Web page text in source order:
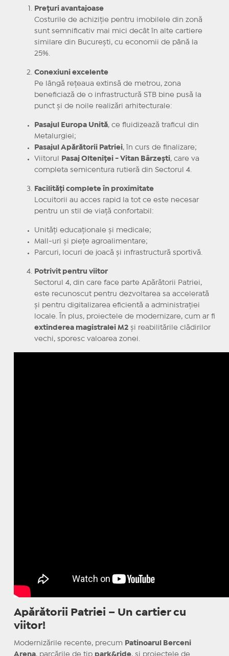
Prețuri avantajoase
Costurile de achiziție pentru imobilele din zonă
sunt semnificativ mai mici decât în alte cartiere
similare din București, cu economii de până la
25%.
Conexiuni excelente
Pe lângă rețeaua extinsă de metrou, zona
beneficiază de o infrastructură STB bine pusă la
punct și de noile realizări arhitecturale:
Pasajul Europa Unită, ce fluidizează traficul din
Metalurgiei;
Pasajul Apărătorii Patriei , în curs de finalizare;
Viitorul
Pasaj Olteniței - Vitan Bârzești , care va
completa semicentura rutieră din Sectorul 4.
Facilități complete în proximitate
Locuitorii au acces rapid la tot ce este necesar
pentru un stil de viață confortabil:
Unități educaționale și medicale;
Mall-uri și piețe agroalimentare;
Parcuri, locuri de joacă și infrastructură sportivă.
Potrivit pentru viitor
Sectorul 4, din care face parte Apărătorii Patriei,
este recunoscut pentru dezvoltarea sa accelerată
și pentru digitalizarea eficientă a administrației
locale. În plus, proiectele de modernizare, cum ar fi
extinderea magistralei M2și reabilitările clădirilor
vechi, sporesc valoarea zonei.
Apărătorii Patriei – Un cartier cu
viitor!
Modernizările recente, precum
Patinoarul Berceni
Arena, parcările de tip park&ride, și proiectele de